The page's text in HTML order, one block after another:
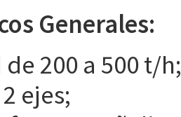
Generales:
200 a 500 t/
ejes;